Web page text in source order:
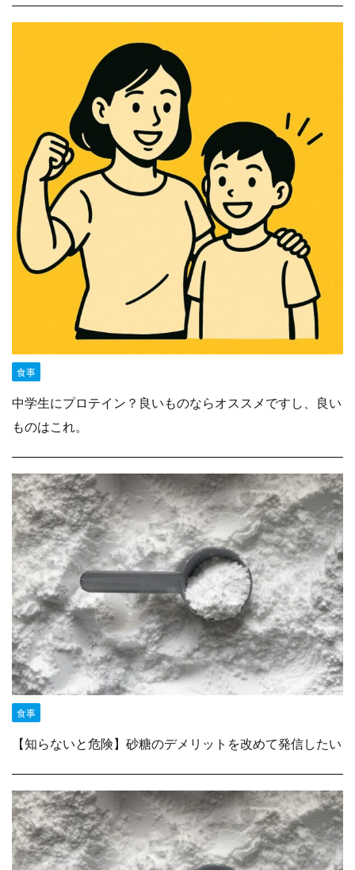
食事
中学生にプロテイン？良いものならオススメですし、良い
ものはこれ。
食事
【知らないと危険】砂糖のデメリットを改めて発信したい